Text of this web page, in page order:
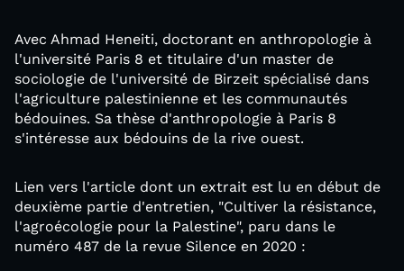
Avec Ahmad Heneiti, doctorant en anthropologie à
l'université Paris 8 et titulaire d'un master de
sociologie de l'université de Birzeit spécialisé dans
l'agriculture palestinienne et les communautés
bédouines. Sa thèse d'anthropologie à Paris 8
s'intéresse aux bédouins de la rive ouest.
Lien vers l'article dont un extrait est lu en début de
deuxième partie d'entretien, "Cultiver la résistance,
l'agroécologie pour la Palestine", paru dans le
numéro 487 de la revue Silence en 2020 :